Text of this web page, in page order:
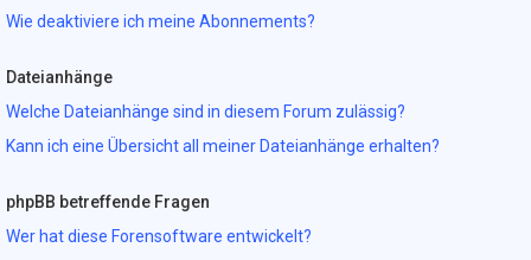
Wie deaktiviere ich meine Abonnements?
Dateianhänge
Welche Dateianhänge sind in diesem Forum zulässig?
Kann ich eine Übersicht all meiner Dateianhänge erhalten?
phpBB betreffende Fragen
Wer hat diese Forensoftware entwickelt?